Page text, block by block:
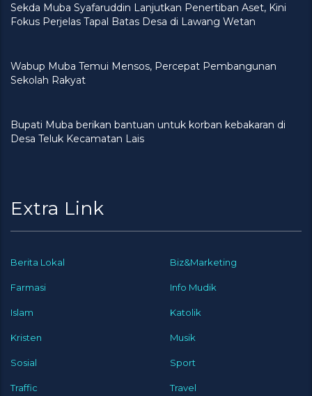
Sekda Muba Syafaruddin Lanjutkan Penertiban Aset, Kini
Fokus Perjelas Tapal Batas Desa di Lawang Wetan
Wabup Muba Temui Mensos, Percepat Pembangunan
Sekolah Rakyat
Bupati Muba berikan bantuan untuk korban kebakaran di
Desa Teluk Kecamatan Lais
Extra Link
Berita Lokal Biz&Marketing
Farmasi Info Mudik
Islam Katolik
Kristen Musik
Sosial Sport
Traffic Travel